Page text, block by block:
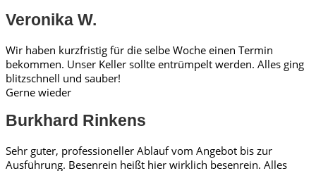
Veronika W.
Wir haben kurzfristig für die selbe Woche einen Termin
bekommen. Unser Keller sollte entrümpelt werden. Alles ging
blitzschnell und sauber!
Gerne wieder
Burkhard Rinkens
Sehr guter, professioneller Ablauf vom Angebot bis zur
Ausführung. Besenrein heißt hier wirklich besenrein. Alles